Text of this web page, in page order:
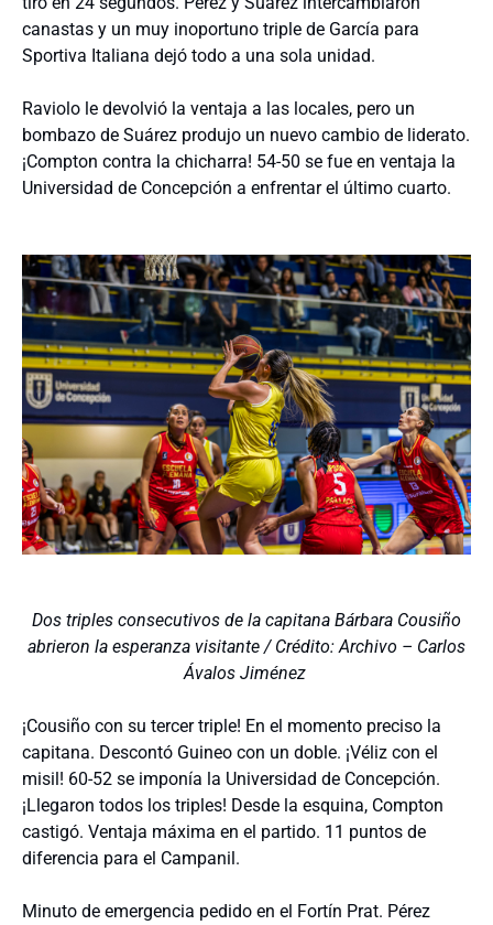
canastas y un muy inoportuno triple de García para
Sportiva Italiana dejó todo a una sola unidad.
Raviolo le devolvió la ventaja a las locales, pero un
bombazo de Suárez produjo un nuevo cambio de liderato.
¡Compton contra la chicharra! 54-50 se fue en ventaja la
Universidad de Concepción a enfrentar el último cuarto.
Dos triples consecutivos de la capitana Bárbara Cousiño
abrieron la esperanza visitante / Crédito: Archivo – Carlos
Ávalos Jiménez
¡Cousiño con su tercer triple! En el momento preciso la
capitana. Descontó Guineo con un doble. ¡Véliz con el
misil! 60-52 se imponía la Universidad de Concepción.
¡Llegaron todos los triples! Desde la esquina, Compton
castigó. Ventaja máxima en el partido. 11 puntos de
diferencia para el Campanil.
Minuto de emergencia pedido en el Fortín Prat. Pérez